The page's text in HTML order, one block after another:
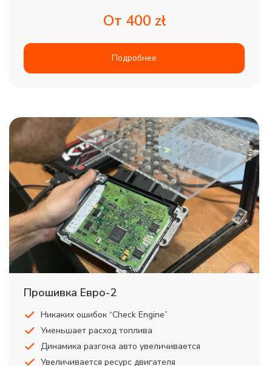
От 400 zł
Подробнее
Прошивка Евро-2
Никаких ошибок “Check Engine”
Уменьшает расход топлива
Динамика разгона авто увеличивается
Увеличивается ресурс двигателя